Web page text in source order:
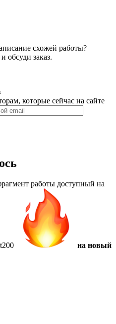
схожей работы?
обсуди заказ.
которые сейчас на сайте
работы доступный на
на новый